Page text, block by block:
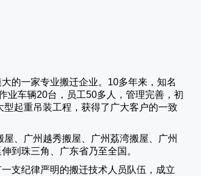
的一家专业搬迁企业。10多年来，知名
业车辆20台，员工50多人，管理完善，初
起重吊装工程，获得了广大客户的一致
、广州越秀搬屋、广州荔湾搬屋、广州
到珠三角、广东省乃至全国。
支纪律严明的搬迁技术人员队伍，成立